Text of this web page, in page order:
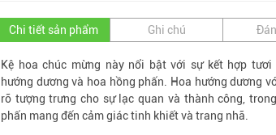
Chi tiết sản phẩm Ghi chú
Kệ hoa chúc mừng này nổi bật với sự kết hợp tươi
hướng dương và hoa hồng phấn. Hoa hướng dương
rỡ tượng trưng cho sự lạc quan và thành công,
phấn mang đến cảm giác tinh khiết và trang nhã.